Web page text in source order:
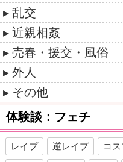
乱交
近親相姦
売春・援交・風俗
外人
その他
体験談：フェチ
レイプ 逆レイプ コ